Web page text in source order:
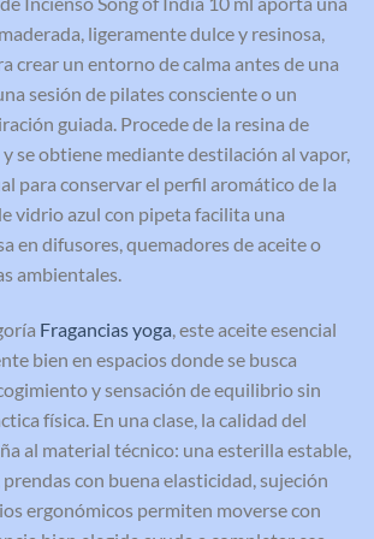
ligeramente dulce y resinosa,
crear un entorno de calma antes de una
sesión de pilates consciente o un
guiada. Procede de la resina de
se obtiene mediante destilación al vapor,
para conservar el perfil aromático de la
vidrio azul con pipeta facilita una
en difusores, quemadores de aceite o
ambientales.
Fragancias yoga, este aceite esencial
bien en espacios donde se busca
y sensación de equilibrio sin
física. En una clase, la calidad del
al material técnico: una esterilla estable,
con buena elasticidad, sujeción
ergonómicos permiten moverse con